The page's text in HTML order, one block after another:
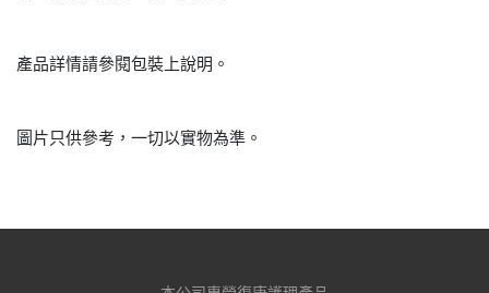
產品詳情請參閱包裝上說明。
圖片只供參考，一切以實物為準。